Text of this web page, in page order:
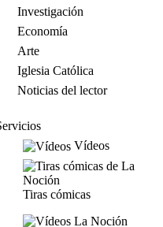
Investigación
Economía
Arte
Iglesia Católica
Noticias del lector
Vídeos
Tiras cómicas